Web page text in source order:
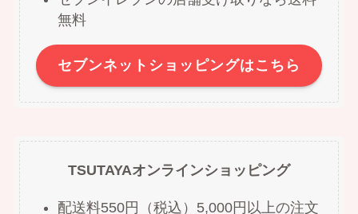
無料
セブンネットショッピングはこちら
TSUTAYAオンラインショッピング
配送料550円（税込）5,000円以上の注文